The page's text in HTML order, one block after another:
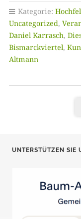
Kategorie:
Uncategorized,
Daniel Karrasch,
Bismarckviertel,
Altmann
i
e
UNTERSTÜTZEN SIE